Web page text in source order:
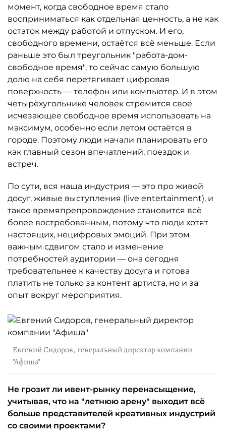
момент, когда свободное время стало
восприниматься как отдельная ценность, а не как
остаток между работой и отпуском. И его,
свободного времени, остаётся всё меньше. Если
раньше это был треугольник "работа-дом-
свободное время", то сейчас самую большую
долю на себя перетягивает цифровая
поверхность — телефон или компьютер. И в этом
четырёхугольнике человек стремится своё
исчезающее свободное время использовать на
максимум, особенно если летом остаётся в
городе. Поэтому люди начали планировать его
как главный сезон впечатлений, поездок и
встреч.
По сути, вся наша индустрия — это про живой
досуг, живые выступления (live entertainment), и
такое времяпрепровождение становится всё
более востребованным, потому что люди хотят
настоящих, нецифровых эмоций. При этом
важным сдвигом стало и изменение
потребностей аудитории — она сегодня
требовательнее к качеству досуга и готова
платить не только за контент артиста, но и за
опыт вокруг мероприятия.
Евгений Сидоров, генеральный директор компании
"Афиша"
Не грозит ли ивент-рынку перенасыщение,
учитывая, что на "летнюю арену" выходит всё
больше представителей креативных индустрий
со своими проектами?